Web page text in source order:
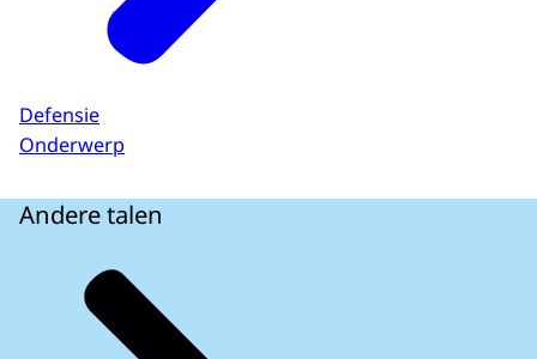
Defensie
Onderwerp
Andere talen